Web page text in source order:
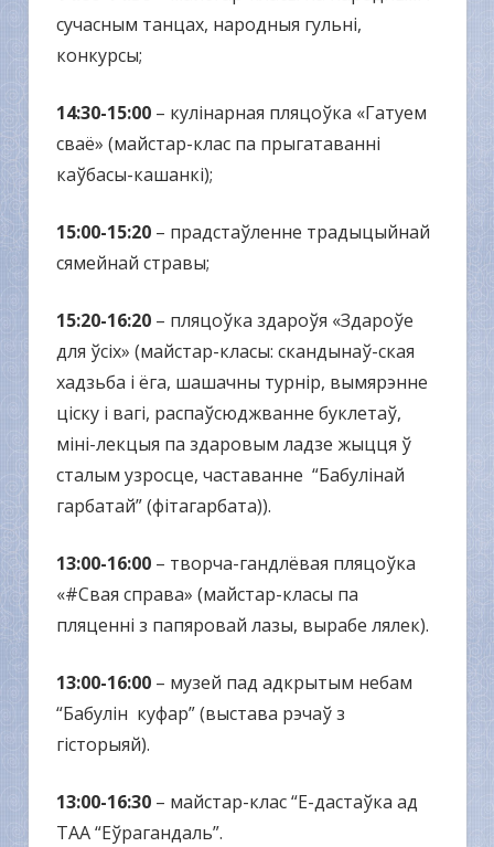
сучасным танцах, народныя гульні,
конкурсы;
14:30-15:00 – кулінарная пляцоўка «Гатуем
сваё» (майстар-клас па прыгатаванні
каўбасы-кашанкі);
15:00-15:20 – прадстаўленне традыцыйнай
сямейнай стравы;
15:20-16:20 – пляцоўка здароўя «Здароўе
для ўсіх» (майстар-класы: скандынаў-ская
хадзьба і ёга, шашачны турнір, вымярэнне
ціску і вагі, распаўсюджванне буклетаў,
міні-лекцыя па здаровым ладзе жыцця ў
сталым узросце, частаванне “Бабулінай
гарбатай” (фітагарбата)).
13:00-16:00 – творча-гандлёвая пляцоўка
«#Свая справа» (майстар-класы па
пляценні з папяровай лазы, вырабе лялек).
13:00-16:00 – музей пад адкрытым небам
“Бабулін куфар” (выстава рэчаў з
гісторыяй).
13:00-16:30 – майстар-клас “Е-дастаўка ад
ТАА “Еўрагандаль”.